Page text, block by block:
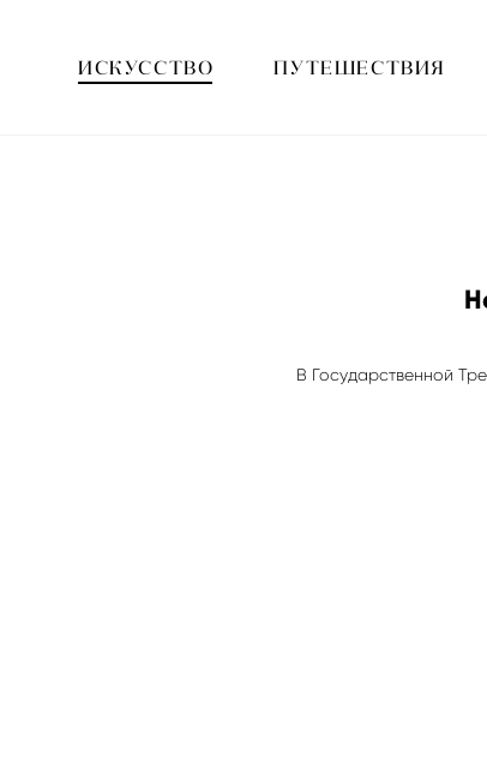
ИСКУССТВО ПУТЕШЕСТВИЯ
В Государственной